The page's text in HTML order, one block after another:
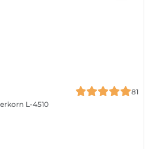
81
L-4510